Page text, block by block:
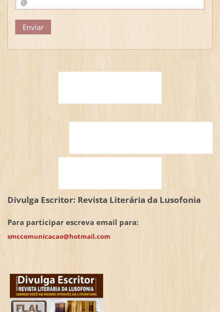
Divulga Escritor: Revista Literária da Lusofonia
Para participar escreva email para:
smccomunicacao@hotmail.com